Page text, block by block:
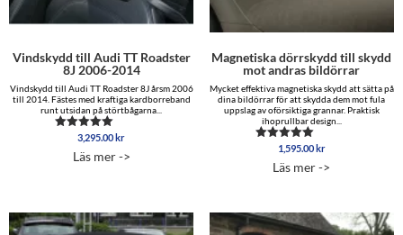
Vindskydd till Audi TT Roadster
8J 2006-2014
Vindskydd till Audi TT Roadster 8J årsm 2006
till 2014. Fästes med kraftiga kardborreband
runt utsidan på störtbågarna...
Betygsatt
av 5
3,295.00 kr
Läs mer ->
Magnetiska dörrskydd till skydd
mot andras bildörrar
Mycket effektiva magnetiska skydd att sätta på
dina bildörrar för att skydda dem mot fula
uppslag av oförsiktiga grannar. Praktisk
ihoprullbar design...
Betygsatt
av 5
1,595.00 kr
Läs mer ->